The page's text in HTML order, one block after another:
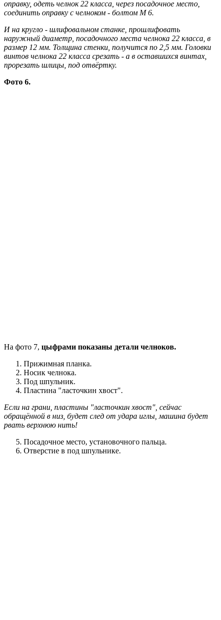
оправку, одеть челнок 22 класса, через посадочное место,
соединить оправку с челноком - болтом М 6.
И на кругло - шлифовальном станке, прошлифовать
наружный диаметр, посадочного места челнока 22 класса, в
размер 12 мм. Толщина стенки, получится по 2,5 мм. Головки
винтов челнока 22 класса срезать - а в оставшихся винтах,
прорезать шлицы, под отвёртку.
Фото 6.
На фото 7, цыфрами показаны детали челноков.
Прижимная планка.
Носик челнока.
Под шпульник.
Пластина "ласточкин хвост".
Если на грани, пластины "ласточкин хвост", сейчас
обращённой в низ, будет след от удара иглы, машина будет
рвать верхнюю нить!
Посадочное место, установочного пальца.
Отверстие в под шпульнике.